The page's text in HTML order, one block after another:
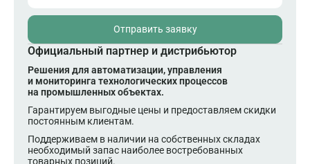
Отправить заявку
Официальный партнер и дистрибьютор
Решения для автоматизации, управления
и мониторинга технологических процессов
на промышленных объектах.
Гарантируем выгодные цены и предоставляем скидки
постоянным клиентам.
Поддерживаем в наличии на собственных складах
необходимый запас наиболее востребованных
товарных позиций.